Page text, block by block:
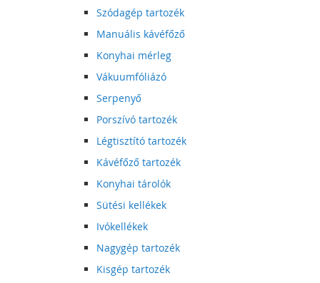
Szódagép tartozék
Manuális kávéfőző
Konyhai mérleg
Vákuumfóliázó
Serpenyő
Porszívó tartozék
Légtisztító tartozék
Kávéfőző tartozék
Konyhai tárolók
Sütési kellékek
Ivókellékek
Nagygép tartozék
Kisgép tartozék